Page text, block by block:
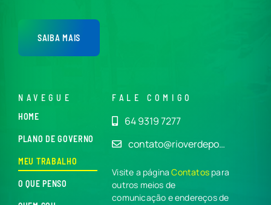
SAIBA MAIS
NAVEGUE
HOME
PLANO DE GOVERNO
MEU TRABALHO
O QUE PENSO
FALE COMIGO
64 9319 7277
contato@rioverdepo…
Visite a páginaContatos para
outros meios de
comunicação e endereços de